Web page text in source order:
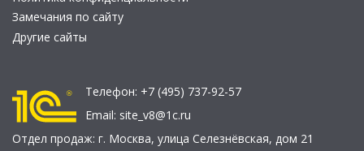
Замечания по сайту
Другие сайты
Телефон: +7 (495) 737-92-57
Email: site_v8@1c.ru
Отдел продаж: г. Москва, улица Селезнёвская, дом 21